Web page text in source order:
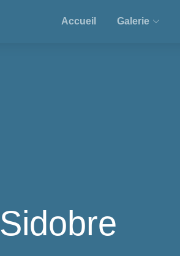
Accueil Galerie
Sidobre